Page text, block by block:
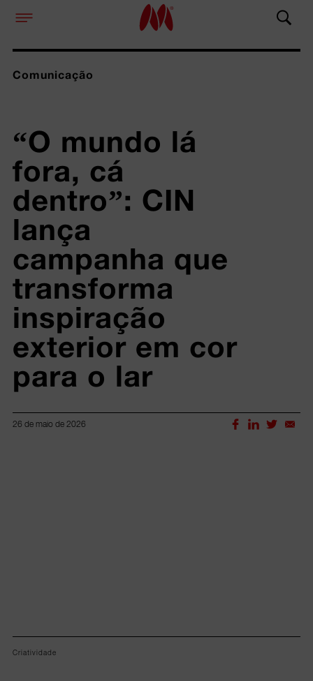
Comunicação
“O mundo lá
fora, cá
dentro”: CIN
lança
campanha que
transforma
inspiração
exterior em cor
para o lar
26 de maio de 2026
Criatividade